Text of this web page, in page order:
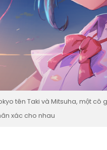
tên Taki và Mitsuha, một
xác cho nhau